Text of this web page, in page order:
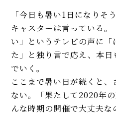
「今日も暑い1日になりそ
キャスターは言っている
い」というテレビの声に
た」と独り言で応え、本
でいく。
ここまで暑い日が続くと、
ない。「果たして2020年
んな時期の開催で大丈夫
【専門
作る本
シピ。
意外に
ーロー
ロに♡